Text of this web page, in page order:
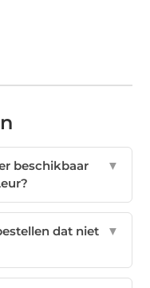
beschikbaar
▼
dat niet
▼